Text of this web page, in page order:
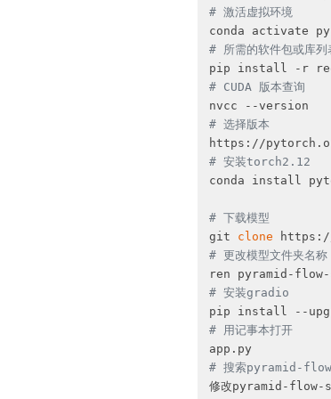
# 激活虚拟环境
# 所需的软件包或库列
# CUDA 版本查询
# 选择版本
# 安装torch2.12
conda install
# 下载模型
git clone
# 更改模型文件夹名称
# 安装gradio
# 用记事本打开
# 搜索pyramid-